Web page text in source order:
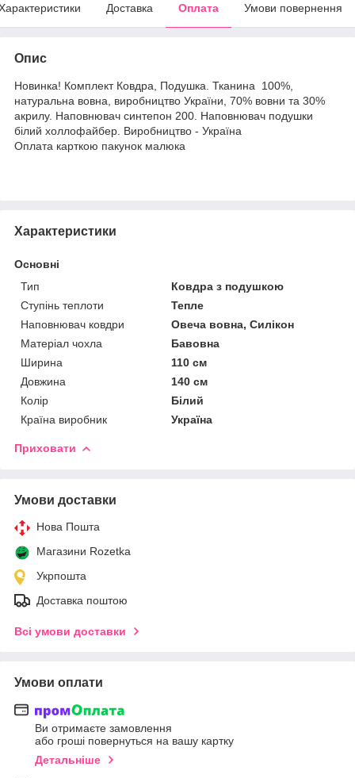
Доставка Оплата Умови повернення
Опис
Новинка! Комплект Ковдра, Подушка. Тканина 100%,
натуральна вовна, виробництво України, 70% вовни та 30%
акрилу. Наповнювач синтепон 200. Наповнювач подушки
білий холлофайбер. Виробництво - Україна
Оплата карткою пакунок малюка
Характеристики
Основні
Тип
Ковдра з подушкою
Ступінь теплоти
Тепле
Наповнювач ковдри
Овеча вовна, Силікон
Матеріал чохла
Бавовна
Ширина
110 см
Довжина
140 см
Колір
Білий
Країна виробник
Україна
Приховати
Умови доставки
Нова Пошта
Магазини Rozetka
Укрпошта
Доставка поштою
Всі умови доставки
Умови оплати
Ви отримаєте замовлення
або гроші повернуться на вашу картку
Детальніше